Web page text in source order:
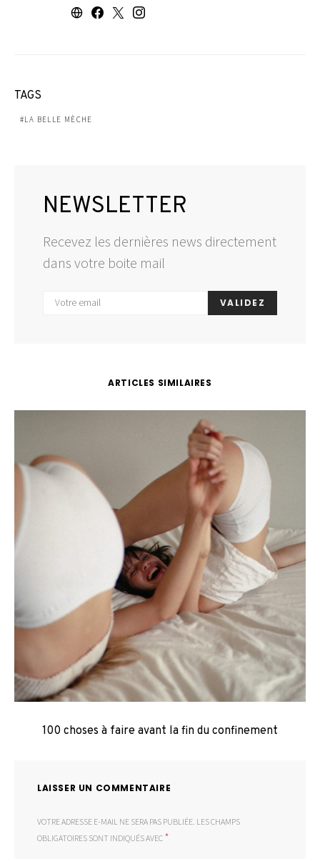
TAGS
LA BELLE MÈCHE
NEWSLETTER
Recevez les dernières news directement
dans votre boite mail
VALIDEZ
ARTICLES SIMILAIRES
100 choses à faire avant la fin du confinement
LAISSER UN COMMENTAIRE
VOTRE ADRESSE E-MAIL NE SERA PAS PUBLIÉE. LES CHAMPS
OBLIGATOIRES SONT INDIQUÉS AVEC *